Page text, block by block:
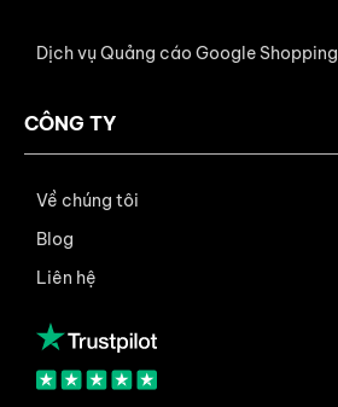
Dịch vụ Quảng cáo Google Shopping
CÔNG TY
Về chúng tôi
Blog
Liên hệ